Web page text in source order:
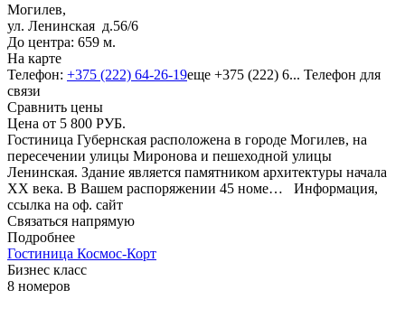
Могилев,
ул. Ленинская д.56/6
До центра: 659 м.
На карте
Телефон: +375 (222) 64-26-19еще +375 (222) 6... Телефон для
связи
Сравнить цены
Цена от 5 800 РУБ.
Гостиница Губернская расположена в городе Могилев, на
пересечении улицы Миронова и пешеходной улицы
Ленинская. Здание является памятником архитектуры начала
XX века. В Вашем распоряжении 45 номе… Информация,
ссылка на оф. сайт
Связаться напрямую
Подробнее
Гостиница Космос-Корт
Бизнес класс
8 номеров